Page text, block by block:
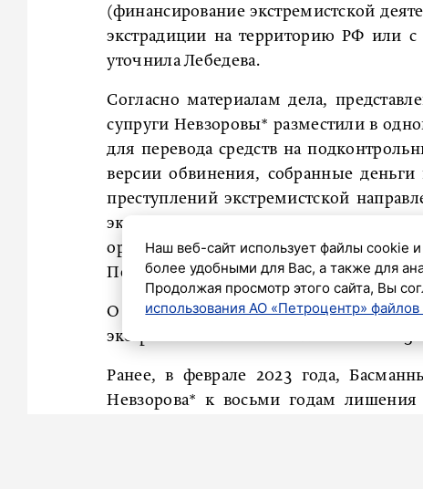
(финансирование экстремистской
экстрадиции на территорию РФ или
уточнила Лебедева.
Согласно материалам дела,
супруги Невзоровы* разместили в
для перевода средств на
версии обвинения, собранные
преступлений экстремистской
экстремистского объединения,
организации на территории России
Петербурга 2 июля 2024 года.
О возбуждении уголовного дела
экстремизма стало известно в мае 2025
Ранее, в феврале 2023 года,
Невзорова* к восьми годам
Наш веб-сайт использует файлы cookie
более удобными для Вас, а также для
Продолжая просмотр этого сайта, Вы
использования АО «Петроцентр»